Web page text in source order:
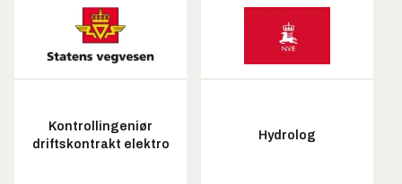
Kontrollingeniør
driftskontrakt elektro
Hydrolog